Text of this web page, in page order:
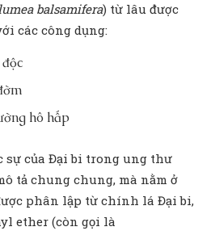
balsamifera) từ lâu được
các công dụng:
hô hấp
của Đại bi trong ung thư
tả chung chung, mà nằm ở
phân lập từ chính lá Đại bi,
ether (còn gọi là